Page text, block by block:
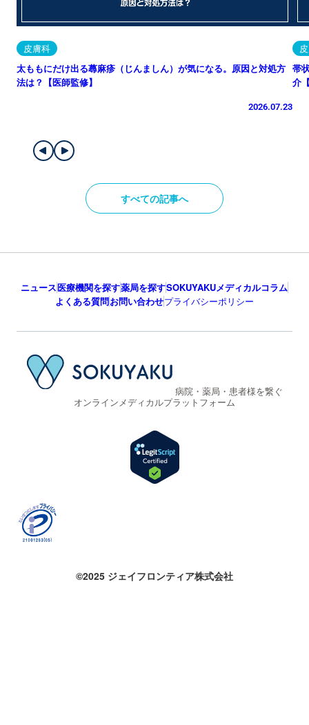
皮膚科
太ももにだけ出る蕁麻疹（じんましん）が気になる。原因と対処方
法は？【医師監修】
2026.07.23
帯
介
すべての記事へ
ニュース医療機関を探す薬局を探すSOKUYAKUメディカルコラム
よくある質問お問い合わせプライバシーポリシー
病院・薬局・患者様を繋ぐ
オンラインメディカルプラットフォーム
©2025 ジェイフロンティア株式会社